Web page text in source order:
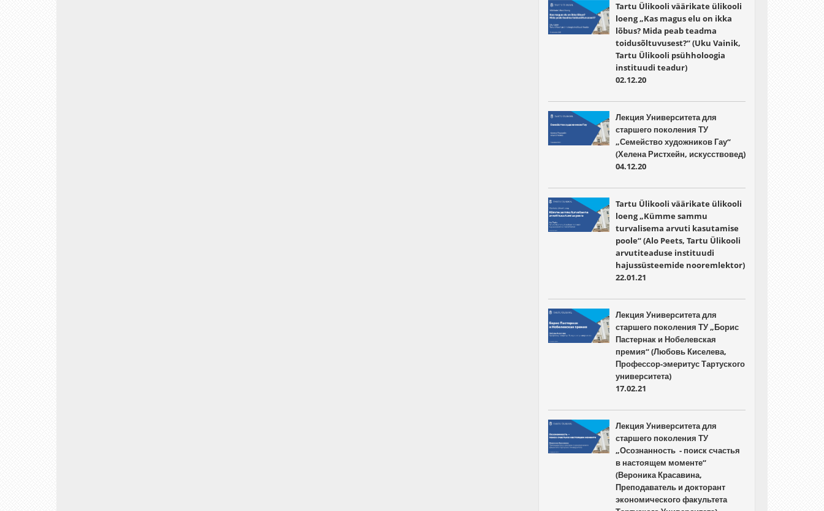
Tartu Ülikooli väärikate ülikooli
loeng „Kas magus elu on ikka
lõbus? Mida peab teadma
toidusõltuvusest?“ (Uku Vainik,
Tartu Ülikooli psühholoogia
instituudi teadur)
02.12.20
Лекция Университета для
старшего поколения ТУ
„Семейство художников Гау“
(Хелена Ристхейн, искусствовед)
04.12.20
Tartu Ülikooli väärikate ülikooli
loeng „Kümme sammu
turvalisema arvuti kasutamise
poole“ (Alo Peets, Tartu Ülikooli
arvutiteaduse instituudi
hajussüsteemide nooremlektor)
22.01.21
Лекция Университета для
старшего поколения ТУ „Борис
Пастернак и Нобелевская
премия“ (Любовь Киселева,
Профессор-эмеритус Тартуского
университета)
17.02.21
Лекция Университета для
старшего поколения ТУ
„Осознанность - поиск счастья
в настоящем моменте“
(Вероника Красавина,
Преподаватель и докторант
экономического факультета